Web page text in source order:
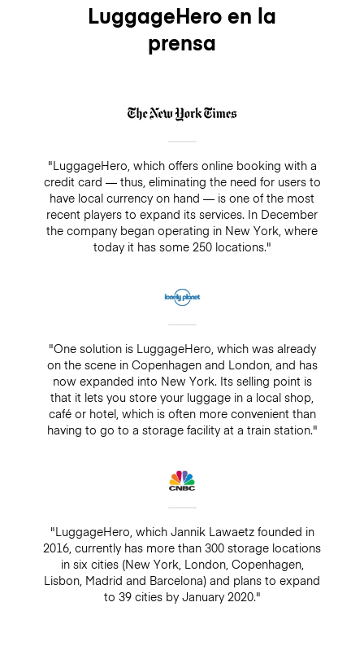
LuggageHero en la
prensa
"LuggageHero, which offers online booking with a
credit card — thus, eliminating the need for users to
have local currency on hand — is one of the most
recent players to expand its services. In December
the company began operating in New York, where
today it has some 250 locations."
"One solution is LuggageHero, which was already
on the scene in Copenhagen and London, and has
now expanded into New York. Its selling point is
that it lets you store your luggage in a local shop,
café or hotel, which is often more convenient than
having to go to a storage facility at a train station."
"LuggageHero, which Jannik Lawaetz founded in
2016, currently has more than 300 storage locations
in six cities (New York, London, Copenhagen,
Lisbon, Madrid and Barcelona) and plans to expand
to 39 cities by January 2020."